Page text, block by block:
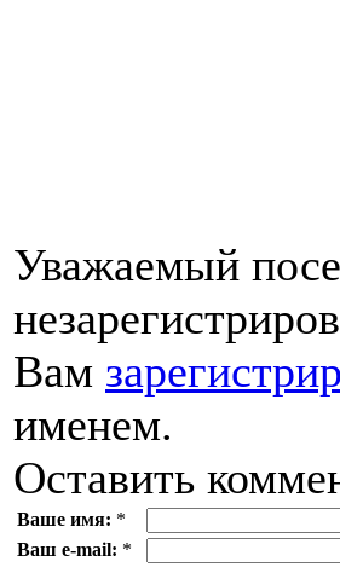
Уважаемый
Вам
именем.
Оставить
Ваше имя: *
Ваш e-mail: *